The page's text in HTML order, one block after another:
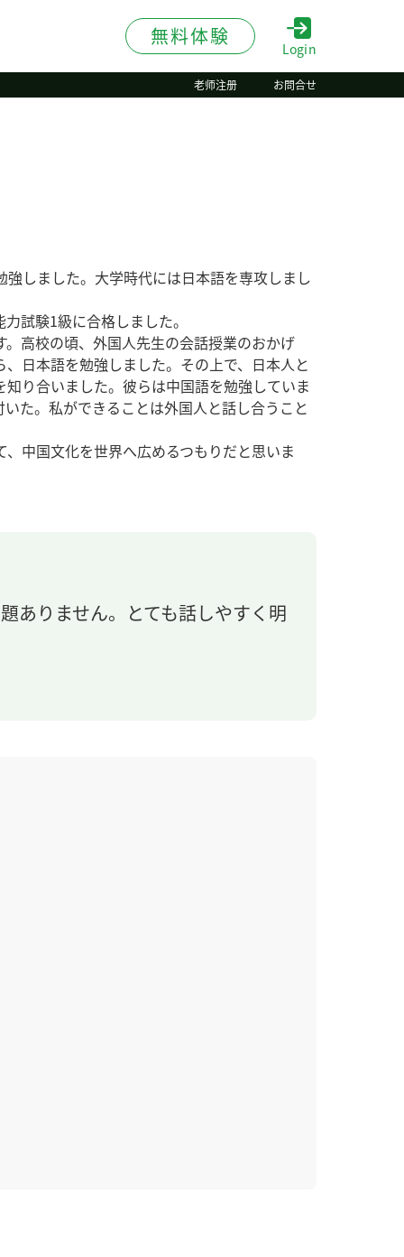
無料体験
Login
老师注册 お問合せ
しました。大学時代には日本語を専攻しまし
試験1級に合格しました。
高校の頃、外国人先生の会話授業のおかげ
日本語を勉強しました。その上で、日本人と
り合いました。彼らは中国語を勉強していま
た。私ができることは外国人と話し合うこと
中国文化を世界へ広めるつもりだと思いま
ありません。とても話しやすく明